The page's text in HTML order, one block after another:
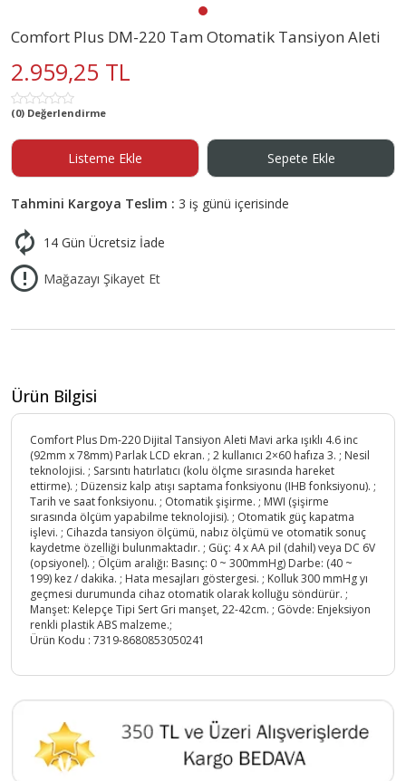
Comfort Plus DM-220 Tam Otomatik Tansiyon Aleti
2.959,25 TL
(0) Değerlendirme
Listeme Ekle Sepete Ekle
Tahmini Kargoya Teslim : 3 iş günü içerisinde
14 Gün Ücretsiz İade
Mağazayı Şikayet Et
Ürün Bilgisi
Comfort Plus Dm-220 Dijital Tansiyon Aleti Mavi arka ışıklı 4.6 inc
(92mm x 78mm) Parlak LCD ekran. ; 2 kullanıcı 2×60 hafıza 3. ; Nesil
teknolojisi. ; Sarsıntı hatırlatıcı (kolu ölçme sırasında hareket
ettirme). ; Düzensiz kalp atışı saptama fonksiyonu (IHB fonksiyonu). ;
Tarih ve saat fonksiyonu. ; Otomatik şişirme. ; MWI (şişirme
sırasında ölçüm yapabilme teknolojisi). ; Otomatik güç kapatma
işlevi. ; Cihazda tansiyon ölçümü, nabız ölçümü ve otomatik sonuç
kaydetme özelliği bulunmaktadır. ; Güç: 4 x AA pil (dahil) veya DC 6V
(opsiyonel). ; Ölçüm aralığı: Basınç: 0 ~ 300mmHg) Darbe: (40 ~
199) kez / dakika. ; Hata mesajları göstergesi. ; Kolluk 300 mmHg yı
geçmesi durumunda cihaz otomatik olarak kolluğu söndürür. ;
Manşet: Kelepçe Tipi Sert Gri manşet, 22-42cm. ; Gövde: Enjeksiyon
renkli plastik ABS malzeme.;
Ürün Kodu : 7319-8680853050241